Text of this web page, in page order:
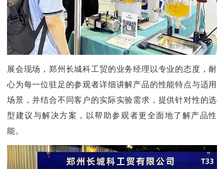
展会现场，郑州长城科工贸的业务经理以专业的态度，耐
心为每一位驻足的参观者详细讲解产品的性能特点与适用
场景，并结合不同客户的实际实验需求，提供针对性的选
型建议与解决方案，以帮助参观者更全面地了解产品性
能。